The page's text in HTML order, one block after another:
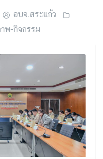
อบจ.สระแก้ว
พ-กิจกรรม